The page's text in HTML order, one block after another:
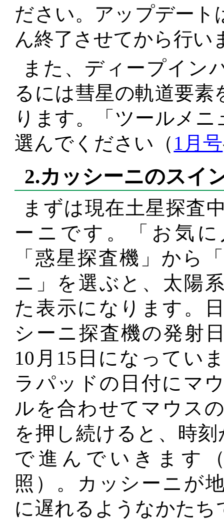
ださい。アップデー
ん終了させてから行い
また、ディープイン
るには彗星の軌道要
ります。「ツールメ
選んでください（ 1月号
2.カッシーニのスイ
まずは現在土星探査
ーニです。「お気
「惑星探査機」から
ニ」を選ぶと、太陽
た表示になります。
シーニ探査機の発射
10月15日になってい
ラパッドの日付にマ
ルを合わせてマウス
を押し続けると、時刻
で進んでいきます
照）。カッシーニが
に遅れるようなかた